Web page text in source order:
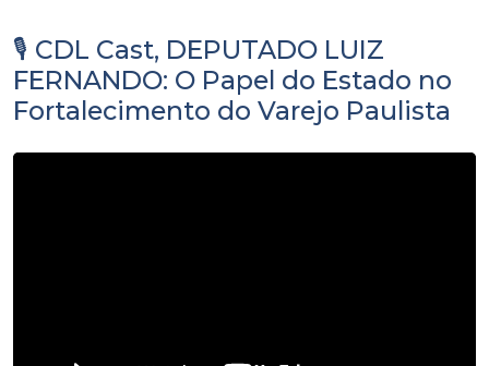
🎙️ CDL Cast, DEPUTADO LUIZ
FERNANDO: O Papel do Estado no
Fortalecimento do Varejo Paulista